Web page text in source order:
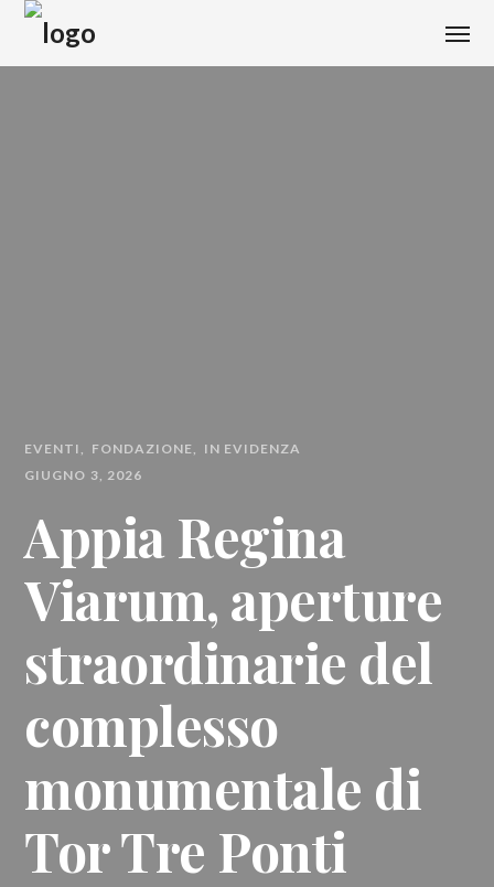
EVENTI FONDAZIONE
IN EVIDENZA
GIUGNO 3, 2026
Appia Regina
Viarum, aperture
straordinarie del
complesso
monumentale di
Tor Tre Ponti